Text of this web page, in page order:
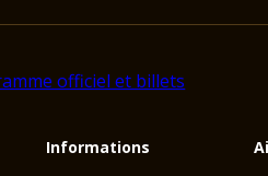
Informations